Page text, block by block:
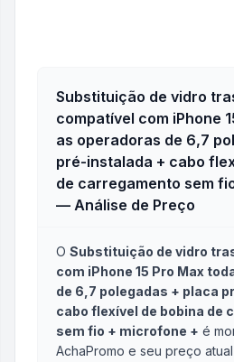
Substituição de vidro
compatível com iPhone
as operadoras de 6,7
pré-instalada + cabo
de carregamento sem
— Análise de Preço
O Substituição de vidro
com iPhone 15 Pro Max
de 6,7 polegadas + placa
cabo flexível de bobina de
sem fio + microfone + é
AchaPromo e seu preço